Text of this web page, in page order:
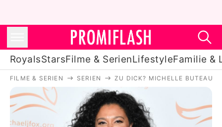
RoyalsStarsFilme & SerienLifestyleFamilie &
Royals
Stars
FILME & SERIEN SERIEN ZU DICK? MICHELLE BUTEAU